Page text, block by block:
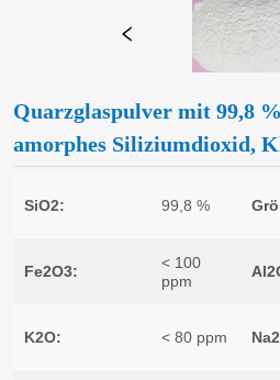
Quarzglaspulver mit 99,8
amorphes Siliziumdioxid,